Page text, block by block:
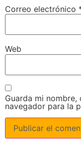
Correo electrónico
Web
Guarda mi
navegador para la